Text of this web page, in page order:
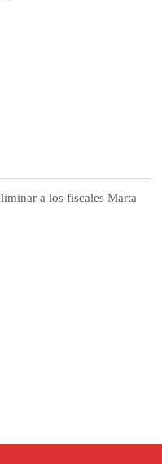
a los fiscales Marta